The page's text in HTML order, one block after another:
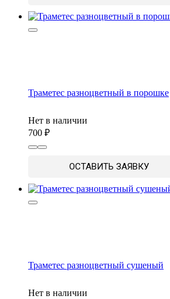
Траметес разноцветный в порошке
Нет в наличии
700
ОСТАВИТЬ ЗАЯВКУ
Траметес разноцветный сушеный
Нет в наличии